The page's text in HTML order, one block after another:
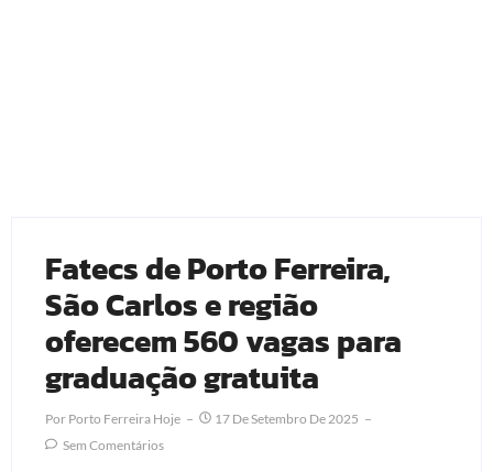
Fatecs de Porto Ferreira,
São Carlos e região
oferecem 560 vagas para
graduação gratuita
Por Porto Ferreira Hoje
17 De Setembro De 2025
Sem Comentários